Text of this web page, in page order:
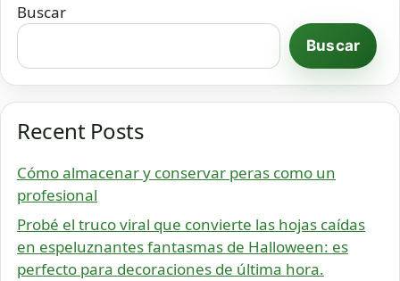
Buscar
Buscar
Recent Posts
Cómo almacenar y conservar peras como un
profesional
Probé el truco viral que convierte las hojas caídas
en espeluznantes fantasmas de Halloween: es
perfecto para decoraciones de última hora.